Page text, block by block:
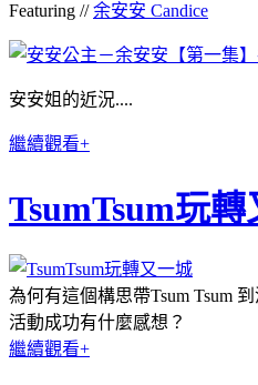
Featuring //余安安 Candice
安安姐的近況....
繼續觀看+
TsumTsum玩
為何有這個構思帶Tsum Tsum
活動成功有什麼感想？
繼續觀看+